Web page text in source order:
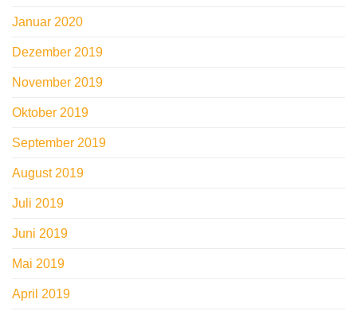
Januar 2020
Dezember 2019
November 2019
Oktober 2019
September 2019
August 2019
Juli 2019
Juni 2019
Mai 2019
April 2019